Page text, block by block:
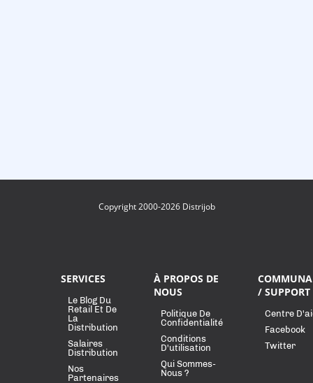
Copyright 2000-2026 Distrijob
SERVICES
Le Blog Du
Retail Et De
La
Distribution
Salaires
Distribution
Nos
Partenaires
À PROPOS DE
NOUS
Politique De
Confidentialité
Conditions
D'utilisation
Qui Sommes-
Nous ?
/ SUPPORT
Centre
Facebook
Twitter